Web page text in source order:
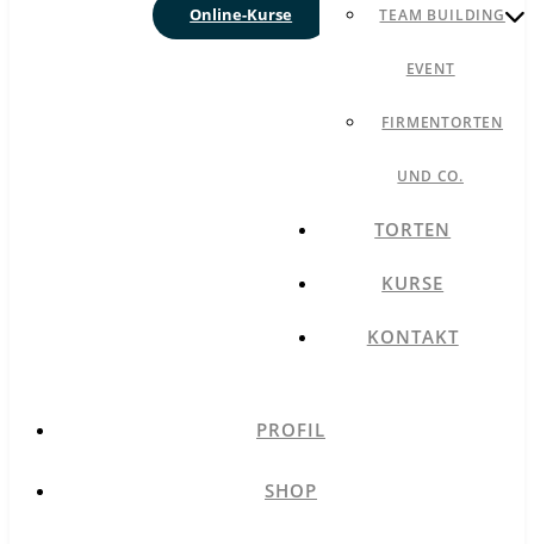
Online-Kurse TEAM BUILDING
EVENT
FIRMENTORTEN
UND CO.
TORTEN
KURSE
KONTAKT
PROFIL
SHOP